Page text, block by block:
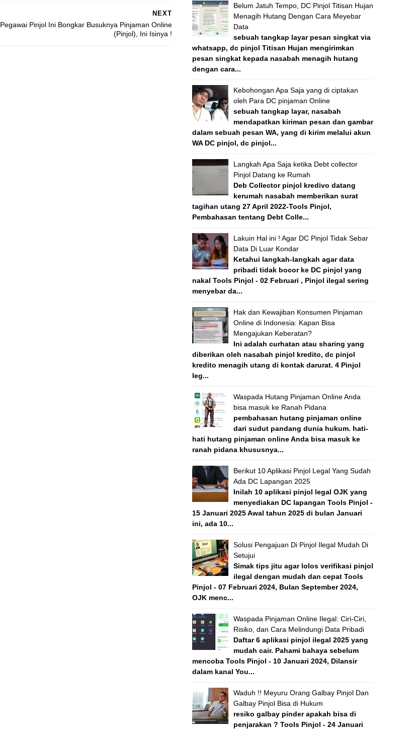
NEXT
Pegawai Pinjol Ini Bongkar Busuknya Pinjaman Online
(Pinjol), Ini Isinya !
Belum Jatuh Tempo, DC Pinjol Titisan Hujan
Menagih Hutang Dengan Cara Meyebar
Data
sebuah tangkap layar pesan singkat via
whatsapp, dc pinjol Titisan Hujan mengirimkan
pesan singkat kepada nasabah menagih hutang
dengan cara...
Kebohongan Apa Saja yang di ciptakan
oleh Para DC pinjaman Online
sebuah tangkap layar, nasabah
mendapatkan kiriman pesan dan gambar
dalam sebuah pesan WA, yang di kirim melalui akun
WA DC pinjol, dc pinjol...
Langkah Apa Saja ketika Debt collector
Pinjol Datang ke Rumah
Deb Collector pinjol kredivo datang
kerumah nasabah memberikan surat
tagihan utang 27 April 2022-Tools Pinjol,
Pembahasan tentang Debt Colle...
Lakuin Hal ini ! Agar DC Pinjol Tidak Sebar
Data Di Luar Kondar
Ketahui langkah-langkah agar data
pribadi tidak bocor ke DC pinjol yang
nakal Tools Pinjol - 02 Februari , Pinjol ilegal sering
menyebar da...
Hak dan Kewajiban Konsumen Pinjaman
Online di Indonesia: Kapan Bisa
Mengajukan Keberatan?
Ini adalah curhatan atau sharing yang
diberikan oleh nasabah pinjol kredito, dc pinjol
kredito menagih utang di kontak darurat. 4 Pinjol
leg...
Waspada Hutang Pinjaman Online Anda
bisa masuk ke Ranah Pidana
pembahasan hutang pinjaman online
dari sudut pandang dunia hukum. hati-
hati hutang pinjaman online Anda bisa masuk ke
ranah pidana khususnya...
Berikut 10 Aplikasi Pinjol Legal Yang Sudah
Ada DC Lapangan 2025
Inilah 10 aplikasi pinjol legal OJK yang
menyediakan DC lapangan Tools Pinjol -
15 Januari 2025 Awal tahun 2025 di bulan Januari
ini, ada 10...
Solusi Pengajuan Di Pinjol Ilegal Mudah Di
Setujui
Simak tips jitu agar lolos verifikasi pinjol
ilegal dengan mudah dan cepat Tools
Pinjol - 07 Februari 2024, Bulan September 2024,
OJK menc...
Waspada Pinjaman Online Ilegal: Ciri-Ciri,
Risiko, dan Cara Melindungi Data Pribadi
Daftar 6 aplikasi pinjol ilegal 2025 yang
mudah cair. Pahami bahaya sebelum
mencoba Tools Pinjol - 10 Januari 2024, Dilansir
dalam kanal You...
Waduh !! Meyuru Orang Galbay Pinjol Dan
Galbay Pinjol Bisa di Hukum
resiko galbay pinder apakah bisa di
penjarakan ? Tools Pinjol - 24 Januari